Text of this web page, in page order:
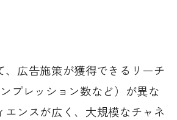
、広告施策が獲得できるリーチ
プレッション数など）が異な
エンスが広く、大規模なチャネ